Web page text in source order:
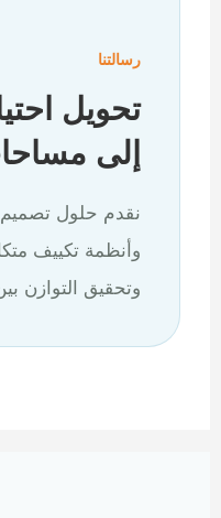
رسالتنا
تحويل
إلى
نقدم حلول تصميم
وأنظمة تكييف
وتحقيق التوازن